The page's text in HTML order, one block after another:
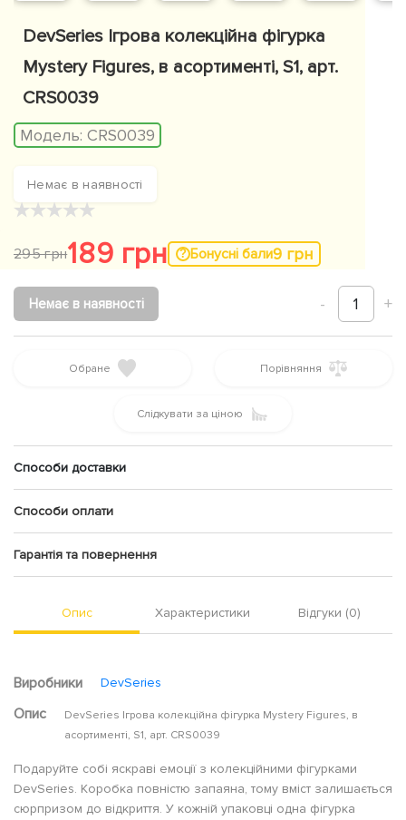
DevSeries Ігрова колекційна фігурка
Mystery Figures, в асортименті, S1, арт.
CRS0039
Модель: CRS0039
Немає в наявності
★★★★★
295 грн189 грн Бонусні бали9 грн
- 1 +
Немає в наявності
Обране Порівняння
Слідкувати за ціною
Способи доставки
Способи оплати
Гарантія та повернення
Опис Характеристики Відгуки (0)
Виробники DevSeries
Опис
DevSeries Ігрова колекційна фігурка Mystery Figures, в
асортименті, S1, арт. CRS0039
Подаруйте собі яскраві емоції з колекційними фігурками
DevSeries. Коробка повністю запаяна, тому вміст залишається
сюрпризом до відкриття. У кожній упаковці одна фігурка